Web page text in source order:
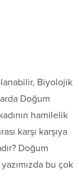
Biyolojik
Doğum
hamilelik
karşı karşıya
Doğum
bu çok